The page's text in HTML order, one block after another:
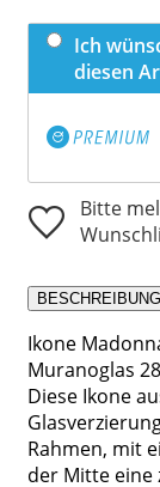
Ich
diesen
Bitte
BESCHREIBUNG
Ikone
Muranoglas
Diese Ikone
Rahmen, mit
der Mitte eine